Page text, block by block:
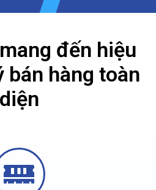
đến hiệu
bán hàng toàn
diện​